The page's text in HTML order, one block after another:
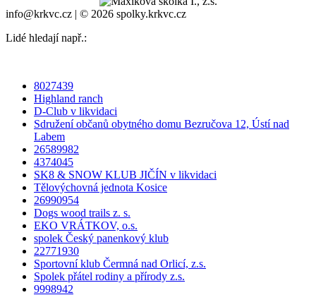
info@krkvc.cz | © 2026 spolky.krkvc.cz
Lidé hledají např.:
8027439
Highland ranch
D-Club v likvidaci
Sdružení občanů obytného domu Bezručova 12, Ústí nad
Labem
26589982
4374045
SK8 & SNOW KLUB JIČÍN v likvidaci
Tělovýchovná jednota Kosice
26990954
Dogs wood trails z. s.
EKO VRÁTKOV, o.s.
spolek Český panenkový klub
22771930
Sportovní klub Čermná nad Orlicí, z.s.
Spolek přátel rodiny a přírody z.s.
9998942